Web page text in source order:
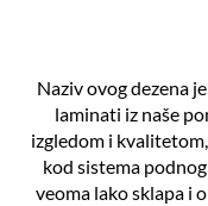
Naziv ovog dezena je
laminati iz naše
izgledom i
kod sistema
veoma lako sklapa i